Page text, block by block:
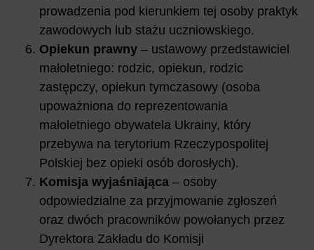
prowadzenia pod kierunkiem tej osoby praktyk
zawodowych lub stażu uczniowskiego.
Opiekun prawny – ustawowy przedstawiciel
małoletniego: rodzic, opiekun, rodzic
zastępczy, opiekun tymczasowy (osoba
upoważniona do reprezentowania
małoletniego obywatela Ukrainy, który
przebywa na terytorium Rzeczypospolitej
Polskiej bez opieki osób dorosłych).
Komisja wyjaśniająca – osoby
odpowiedzialne za przyjmowanie zgłoszeń
oraz dwóch pracowników powołanych przez
Dyrektora Zakładu do Komisji